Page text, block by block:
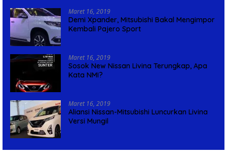
Maret 16, 2019
Demi Xpander, Mitsubishi Bakal Mengimpor
Kembali Pajero Sport
Maret 16, 2019
Sosok New Nissan Livina Terungkap, Apa
Kata NMI?
Maret 16, 2019
Aliansi Nissan-Mitsubishi Luncurkan Livina
Versi Mungil